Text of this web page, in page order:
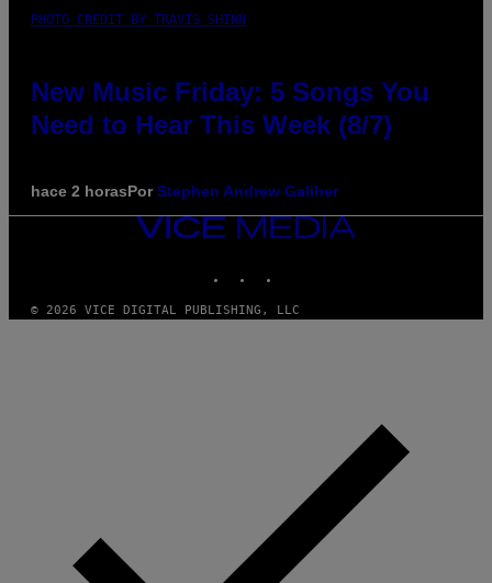
PHOTO CREDIT BY TRAVIS SHINN
New Music Friday: 5 Songs You
Need to Hear This Week (8/7)
hace 2 horasPorStephen Andrew Galiher
VICE
MEDIA
© 2026 VICE DIGITAL PUBLISHING, LLC